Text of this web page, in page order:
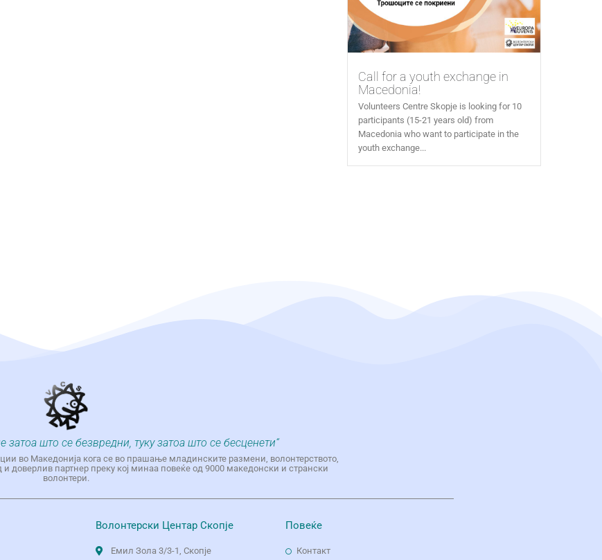
Call for a youth exchange in
Macedonia!
Volunteers Centre Skopje is looking for 10
participants (15-21 years old) from
Macedonia who want to participate in the
youth exchange...
затоа што се безвредни, туку затоа што се бесценети“
во Македонија кога се во прашање младинските размени, волонтерството,
доверлив партнер преку кој минаа повеќе од 9000 македонски и странски
волонтери.
Волонтерски Центар Скопје
Емил Зола 3/3-1, Скопје
Повеќе
Контакт